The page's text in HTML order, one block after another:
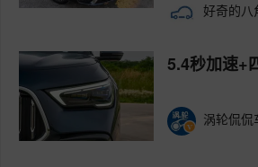
好奇的八
5.4秒加速+
涡轮侃侃